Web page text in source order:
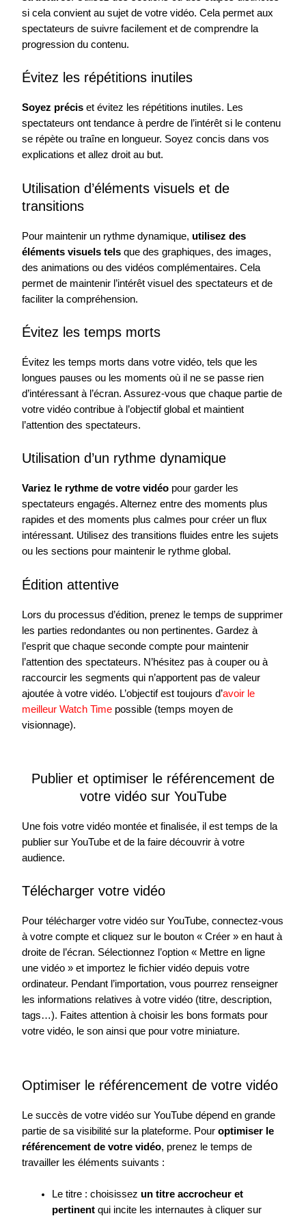
si cela convient au sujet de votre vidéo. Cela permet aux
spectateurs de suivre facilement et de comprendre la
progression du contenu.
Évitez les répétitions inutiles
Soyez précis et évitez les répétitions inutiles. Les
spectateurs ont tendance à perdre de l’intérêt si le contenu
se répète ou traîne en longueur. Soyez concis dans vos
explications et allez droit au but.
Utilisation d’éléments visuels et de
transitions
Pour maintenir un rythme dynamique, utilisez des
éléments visuels tels que des graphiques, des images,
des animations ou des vidéos complémentaires. Cela
permet de maintenir l’intérêt visuel des spectateurs et de
faciliter la compréhension.
Évitez les temps morts
Évitez les temps morts dans votre vidéo, tels que les
longues pauses ou les moments où il ne se passe rien
d’intéressant à l’écran. Assurez-vous que chaque partie de
votre vidéo contribue à l’objectif global et maintient
l’attention des spectateurs.
Utilisation d’un rythme dynamique
Variez le rythme de votre vidéo pour garder les
spectateurs engagés. Alternez entre des moments plus
rapides et des moments plus calmes pour créer un flux
intéressant. Utilisez des transitions fluides entre les sujets
ou les sections pour maintenir le rythme global.
Édition attentive
Lors du processus d’édition, prenez le temps de supprimer
les parties redondantes ou non pertinentes. Gardez à
l’esprit que chaque seconde compte pour maintenir
l’attention des spectateurs. N’hésitez pas à couper ou à
raccourcir les segments qui n’apportent pas de valeur
ajoutée à votre vidéo. L’objectif est toujours d’avoir le
meilleur Watch Time possible (temps moyen de
visionnage).
Publier et optimiser le référencement de
votre vidéo sur YouTube
Une fois votre vidéo montée et finalisée, il est temps de la
publier sur YouTube et de la faire découvrir à votre
audience.
Télécharger votre vidéo
Pour télécharger votre vidéo sur YouTube, connectez-vous
à votre compte et cliquez sur le bouton « Créer » en haut à
droite de l’écran. Sélectionnez l’option « Mettre en ligne
une vidéo » et importez le fichier vidéo depuis votre
ordinateur. Pendant l’importation, vous pourrez renseigner
les informations relatives à votre vidéo (titre, description,
tags…). Faites attention à choisir les bons formats pour
votre vidéo, le son ainsi que pour votre miniature.
Optimiser le référencement de votre vidéo
Le succès de votre vidéo sur YouTube dépend en grande
partie de sa visibilité sur la plateforme. Pouroptimiser le
référencement de votre vidéo, prenez le temps de
travailler les éléments suivants :
Le titre : choisissez un titre accrocheur et
pertinent qui incite les internautes à cliquer sur